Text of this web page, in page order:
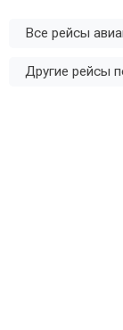
Все рейсы
Другие рейсы